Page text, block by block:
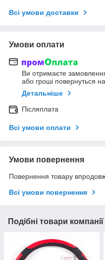
Всі умови доставки
Умови оплати
Ви отримаєте
або гроші повернуться
Детальніше
Післяплата
Всі умови оплати
Умови повернення
Повернення товару
Всі умови повернення
Подібні товари компанії